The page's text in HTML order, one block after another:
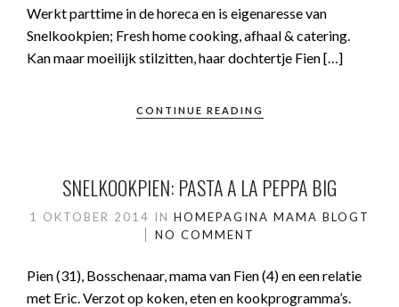
Werkt parttime in de horeca en is eigenaresse van
Snelkookpien; Fresh home cooking, afhaal & catering.
Kan maar moeilijk stilzitten, haar dochtertje Fien […]
CONTINUE READING
SNELKOOKPIEN: PASTA A LA PEPPA BIG
1 OKTOBER 2014 IN HOMEPAGINA MAMA BLOGT
NO COMMENT
Pien (31), Bosschenaar, mama van Fien (4) en een relatie
met Eric. Verzot op koken, eten en kookprogramma’s.